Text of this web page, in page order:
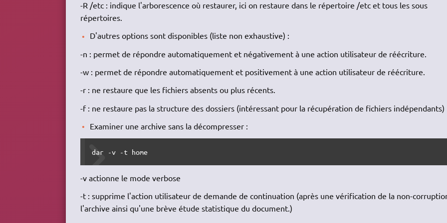
-R /etc : indique l'arborescence où restaurer, ici on restaure dans le répertoire /etc et tous les sous
répertoires.
D'autres options sont disponibles (liste non exhaustive) :
-n : permet de répondre automatiquement et négativement à une action utilisateur de réécriture.
-w : permet de répondre automatiquement et positivement à une action utilisateur de réécriture.
-r : ne restaure que les fichiers absents ou plus récents.
-f : ne restaure pas la structure des dossiers (intéressant pour la récupération de fichiers indépendants)
Examiner une archive sans la décompresser :
dar -v -t home
-v actionne le mode verbose
-t : supprime l'action utilisateur de demande de continuation (après une vérification de la non-
l'archive ainsi qu'une brève étude statistique du document.)